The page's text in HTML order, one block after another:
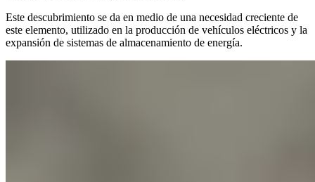
Este descubrimiento se da en medio de una necesidad creciente de
este elemento, utilizado en la producción de vehículos eléctricos y la
expansión de sistemas de almacenamiento de energía.